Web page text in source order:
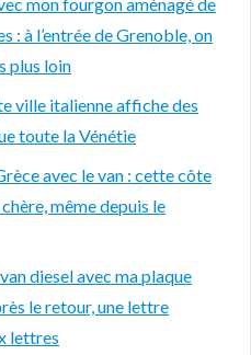
: à l’entrée de Grenoble, on
plus loin
ville italienne affiche des
toute la Vénétie
avec le van : cette côte
même depuis le
van diesel avec ma plaque
le retour, une lettre
lettres